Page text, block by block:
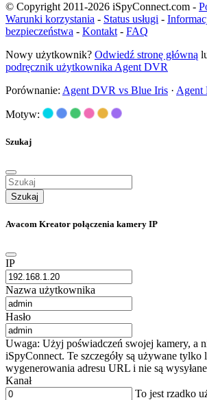
© Copyright 2011-2026 iSpyConnect.com -
Warunki korzystania - Status usługi -
bezpieczeństwa - Kontakt - FAQ
Nowy użytkownik? Odwiedź stronę główną
podręcznik użytkownika Agent DVR
Porównanie: Agent DVR vs Blue Iris · Agent
Motyw:
Szukaj
Szukaj
Avacom Kreator połączenia kamery IP
IP
Nazwa użytkownika
Hasło
Uwaga: Użyj poświadczeń swojej kamery, a
iSpyConnect. Te szczegóły są używane tylko
wygenerowania adresu URL i nie są
Kanał
To jest rzadko